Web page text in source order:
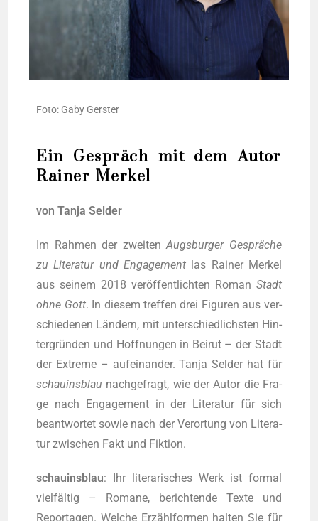
Foto: Gaby Gerster
Ein Gespräch mit dem Autor
Rainer Merkel
von Tan­ja Selder
Im Rah­men der zwei­tenAugs­bur­ger Gesprä­che
zu Lite­ra­tur und Enga­ge­ment las Rai­ner Mer­kel
aus sei­nem 2018 ver­öf­fent­lich­ten Roman Stadt
ohne Gott. In die­sem tref­fen drei Figu­ren aus ver­
schie­de­nen Län­dern, mit unter­schied­lichs­ten Hin­
ter­grün­den und Hoff­nun­gen in Bei­rut – der Stadt
der Extre­me – auf­ein­an­der. Tan­ja Sel­der hat für
schau­ins­blau nach­ge­fragt, wie der Autor die Fra­
ge nach Enga­ge­ment in der Lite­ra­tur für sich
beant­wor­tet sowie nach der Ver­or­tung von Lite­ra­
tur zwi­schen Fakt und Fiktion.
schau­ins­blau: Ihr lite­ra­ri­sches Werk ist for­mal
viel­fäl­tig – Roma­ne, berich­ten­de Tex­te und
Repor­ta­gen. Wel­che Erzählformen hal­ten Sie für